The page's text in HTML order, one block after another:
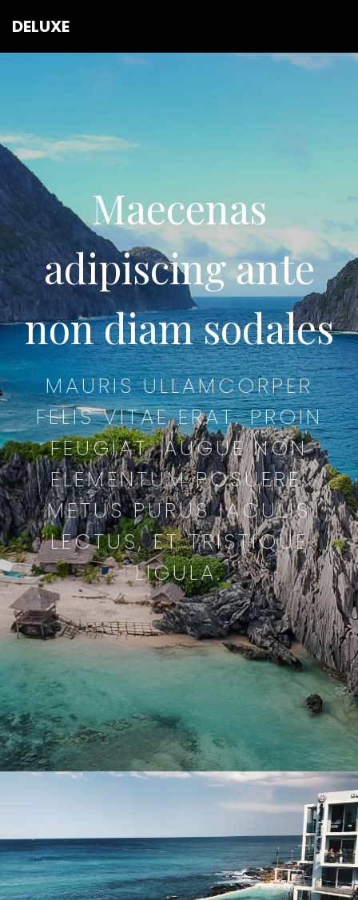
DELUXE
Maecenas
adipiscing ante
non diam sodales
MAURIS ULLAMCORPER
FELIS VITAE ERAT. PROIN
FEUGIAT, AUGUE NON
ELEMENTUM POSUERE,
METUS PURUS IACULIS
LECTUS, ET TRISTIQUE
LIGULA.